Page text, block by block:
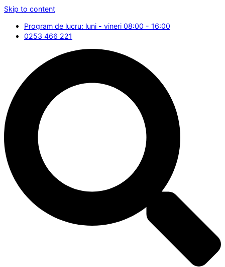
Skip to content
Program de lucru: luni - vineri 08:00 - 16:00
0253 466 221